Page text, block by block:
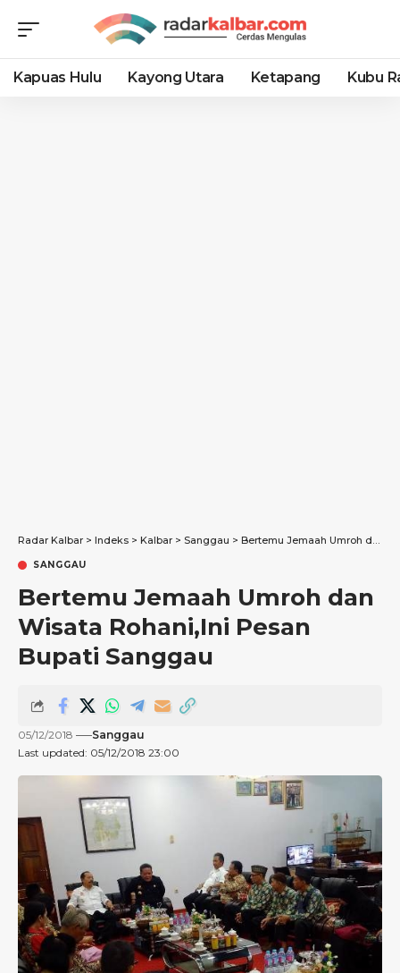
Kapuas Hulu Kayong Utara Ketapang Kubu
Radar Kalbar > Indeks > Kalbar > Sanggau > Bertemu Jemaah Umroh dan Wisata Rohani,Ini Pesan Bupati Sanggau
SANGGAU
Bertemu Jemaah Umroh dan
Wisata Rohani,Ini Pesan
Bupati Sanggau
Last updated: 05/12/2018 23:00
05/12/2018 Sanggau